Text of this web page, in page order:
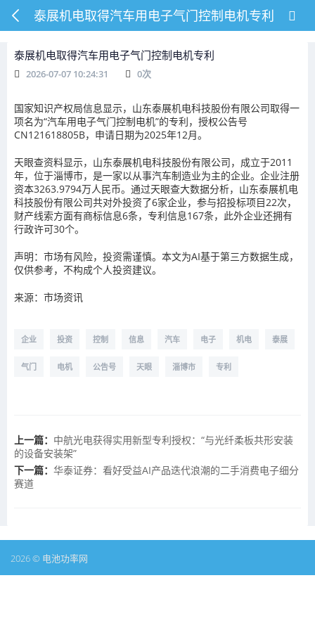
泰展机电取得汽车用电子气门控制电机专利
泰展机电取得汽车用电子气门控制电机专利
2026-07-07 10:24:31 0次
国家知识产权局信息显示，山东泰展机电科技股份有限公司取得一
项名为“汽车用电子气门控制电机”的专利，授权公告号
CN121618805B，申请日期为2025年12月。
天眼查资料显示，山东泰展机电科技股份有限公司，成立于2011
年，位于淄博市，是一家以从事汽车制造业为主的企业。企业注册
资本3263.9794万人民币。通过天眼查大数据分析，山东泰展机电
科技股份有限公司共对外投资了6家企业，参与招投标项目22次，
财产线索方面有商标信息6条，专利信息167条，此外企业还拥有
行政许可30个。
声明：市场有风险，投资需谨慎。本文为AI基于第三方数据生成，
仅供参考，不构成个人投资建议。
来源：市场资讯
企业 投资 控制 信息 汽车 电子 机电 泰展
气门 电机 公告号 天眼 淄博市 专利
上一篇： 中航光电获得实用新型专利授权：“与光纤柔板共形安装
的设备安装架”
下一篇： 华泰证券：看好受益AI产品迭代浪潮的二手消费电子细分
赛道
2026 © 电池功率网